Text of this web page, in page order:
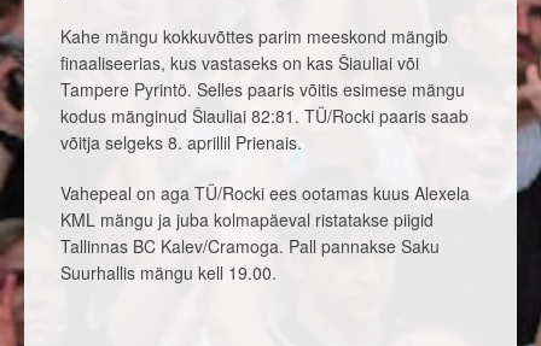
Kahe mängu kokkuvõttes parim meeskond mängib
finaaliseerias, kus vastaseks on kas Šiauliai või
Tampere Pyrintö. Selles paaris võitis esimese mängu
kodus mänginud Šiauliai 82:81. TÜ/Rocki paaris saab
võitja selgeks 8. aprillil Prienais.
Vahepeal on aga TÜ/Rocki ees ootamas kuus Alexela
KML mängu ja juba kolmapäeval ristatakse piigid
Tallinnas BC Kalev/Cramoga. Pall pannakse Saku
Suurhallis mängu kell 19.00.